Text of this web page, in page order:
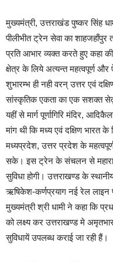
मुख्यमंत्री, उत्तराखंड पुष्कर सिंह
पीलीभीत ट्रेन सेवा का शाहजहाँपुर
प्रति आभार व्यक्त करते हुए कहा
क्षेत्र के लिये अत्यन्त महत्वपूर्ण
शुभारम्भ ही नही वरन् उत्तर एवं
सांस्कृतिक एकता का एक सशक्त
यहीं से मार्ग पूर्णागिरि मंदिर,
मांग थी कि मध्य एवं दक्षिण भारत
मध्यप्रदेश, उत्तर प्रदेश के
सके। इस ट्रेन के संचलन से
सुविधा होगी। उत्तराखण्ड के
ऋषिकेश-कर्णप्रयाग नई रेल लाइन
मुख्यमंत्री श्री धामी ने कहा कि
को लक्ष्य कर उत्तराखण्ड मे
सुविधायें उपलब्ध कराई जा रही हैं।